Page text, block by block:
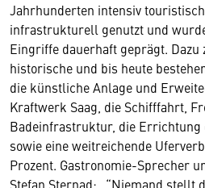
Jahrhunderten intensiv
infrastrukturell genutzt und
Eingriffe dauerhaft geprägt. Dazu
historische und bis heute
die künstliche Anlage und
Kraftwerk Saag, die Schifffahrt,
Badeinfrastruktur, die Errichtung
sowie eine weitreichende
Prozent. Gastronomie-Sprecher
Stefan Sternad: „“Niemand stellt